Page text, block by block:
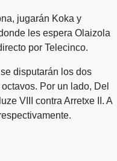
jugarán Koka y
les espera Olaizola
por Telecinco.
disputarán los dos
Por un lado, Del
VIII contra Arretxe II. A